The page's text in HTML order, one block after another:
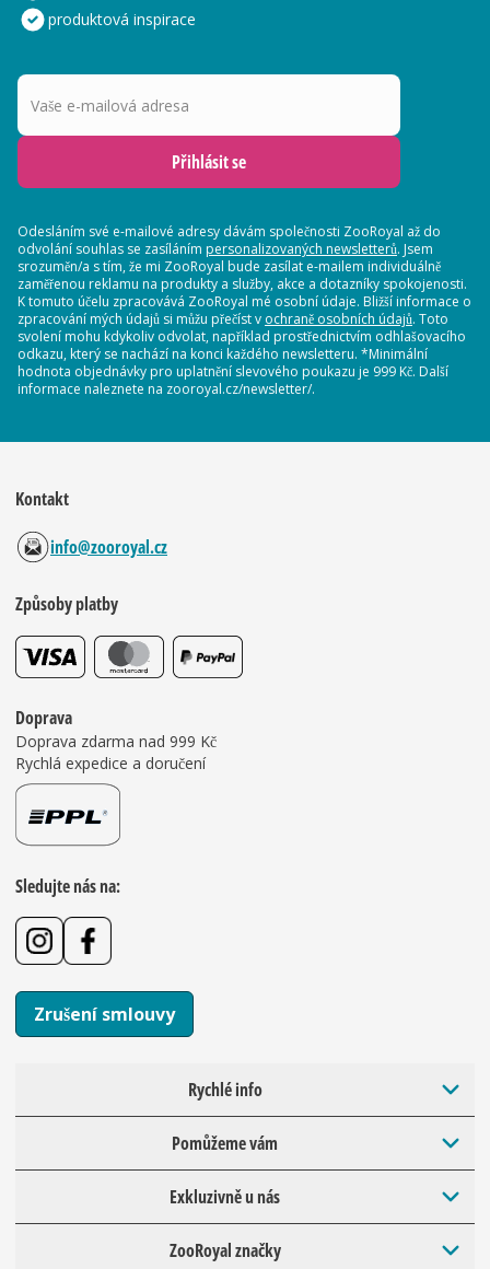
produktová inspirace
Vaše e-mailová adresa
Přihlásit se
Odesláním své e-mailové adresy dávám společnosti ZooRoyal až do
odvolání souhlas se zasíláním personalizovaných newsletterů. Jsem
srozuměn/a s tím, že mi ZooRoyal bude zasílat e-mailem individuálně
zaměřenou reklamu na produkty a služby, akce a dotazníky spokojenosti.
K tomuto účelu zpracovává ZooRoyal mé osobní údaje. Bližší informace o
zpracování mých údajů si můžu přečíst v ochraně osobních údajů. Toto
svolení mohu kdykoliv odvolat, například prostřednictvím odhlašovacího
odkazu, který se nachází na konci každého newsletteru. *Minimální
hodnota objednávky pro uplatnění slevového poukazu je 999 Kč. Další
informace naleznete na zooroyal.cz/newsletter/.
Kontakt
info@zooroyal.cz
Způsoby platby
Doprava
Doprava zdarma nad 999 Kč
Rychlá expedice a doručení
Sledujte nás na:
Zrušení smlouvy
Rychlé info
Pomůžeme vám
Exkluzivně u nás
ZooRoyal značky